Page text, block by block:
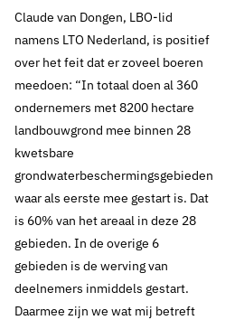
Claude van Dongen, LBO-lid
namens LTO Nederland, is positief
over het feit dat er zoveel boeren
meedoen: “In totaal doen al 360
ondernemers met 8200 hectare
landbouwgrond mee binnen 28
kwetsbare
grondwaterbeschermingsgebieden
waar als eerste mee gestart is. Dat
is 60% van het areaal in deze 28
gebieden. In de overige 6
gebieden is de werving van
deelnemers inmiddels gestart.
Daarmee zijn we wat mij betreft